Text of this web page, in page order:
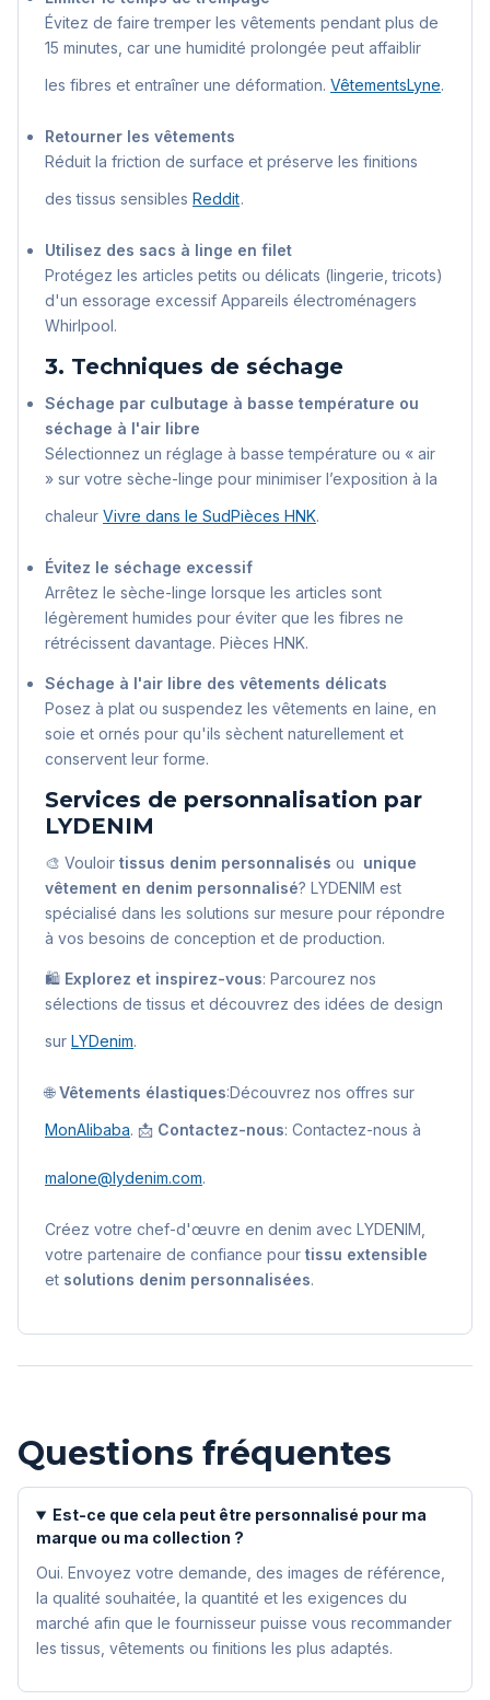
Évitez de faire tremper les vêtements pendant plus de
15 minutes, car une humidité prolongée peut affaiblir
les fibres et entraîner une déformation. VêtementsLyne.
Retourner les vêtements
Réduit la friction de surface et préserve les finitions
des tissus sensibles Reddit.
Utilisez des sacs à linge en filet
Protégez les articles petits ou délicats (lingerie, tricots)
d'un essorage excessif Appareils électroménagers
Whirlpool.
3. Techniques de séchage
Séchage par culbutage à basse température ou
séchage à l'air libre
Sélectionnez un réglage à basse température ou « air
» sur votre sèche-linge pour minimiser l’exposition à la
chaleur Vivre dans le SudPièces HNK.
Évitez le séchage excessif
Arrêtez le sèche-linge lorsque les articles sont
légèrement humides pour éviter que les fibres ne
rétrécissent davantage. Pièces HNK.
Séchage à l'air libre des vêtements délicats
Posez à plat ou suspendez les vêtements en laine, en
soie et ornés pour qu'ils sèchent naturellement et
conservent leur forme.
Services de personnalisation par
LYDENIM
🎨 Vouloir tissus denim personnalisés ou unique
vêtement en denim personnalisé? LYDENIM est
spécialisé dans les solutions sur mesure pour répondre
à vos besoins de conception et de production.
🛍️ Explorez et inspirez-vous: Parcourez nos
sélections de tissus et découvrez des idées de design
sur LYDenim.
🌐Vêtements élastiques:Découvrez nos offres sur
MonAlibaba. 📩 Contactez-nous: Contactez-nous à
malone@lydenim.com.
Créez votre chef-d'œuvre en denim avec LYDENIM,
votre partenaire de confiance pour tissu extensible
et solutions denim personnalisées.
Questions fréquentes
Est-ce que cela peut être personnalisé pour ma
marque ou ma collection ?
Oui. Envoyez votre demande, des images de référence,
la qualité souhaitée, la quantité et les exigences du
marché afin que le fournisseur puisse vous recommander
les tissus, vêtements ou finitions les plus adaptés.